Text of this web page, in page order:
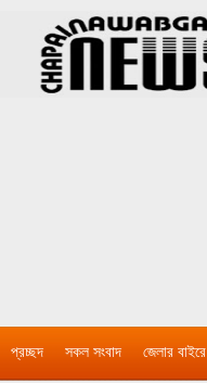
প্রচ্ছদ সকল সংবাদ জেলার বাইরে